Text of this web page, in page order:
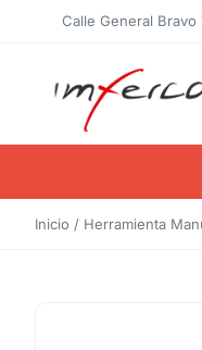
Calle General Bravo
Inicio / Herramienta